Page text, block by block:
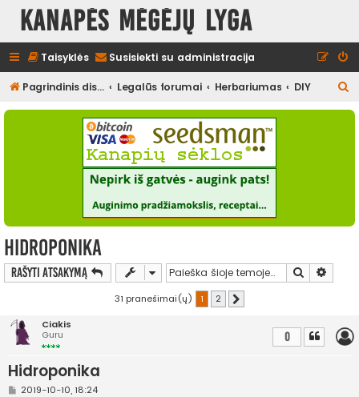
Kanapės mėgėjų lyga
Taisyklės Susisiekti su administracija
Pagrindinis diskusijų puslapis Legalūs forumai Herbariumas DIY
e
Hidroponika
Rašyti atsakymą Ieškoti
31 pranešimai(ų) 1 2
Ciakis
Guru
Hidroponika
0
S2019-10-10, 18:24